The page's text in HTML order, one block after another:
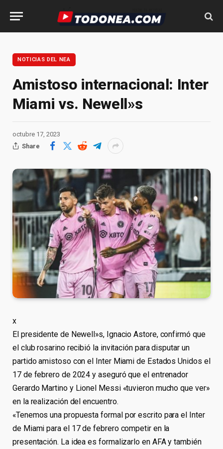
NOTICIAS DEL NEA
Amistoso internacional: Inter
Miami vs. Newell»s
octubre 17, 2023
Share
x
El presidente de Newell»s, Ignacio Astore, confirmó que
el club rosarino recibió la invitación para disputar un
partido amistoso con el Inter Miami de Estados Unidos el
17 de febrero de 2024 y aseguró que el entrenador
Gerardo Martino y Lionel Messi «tuvieron mucho que ver»
en la realización del encuentro.
«Tenemos una propuesta formal por escrito para el Inter
de Miami para el 17 de febrero competir en la
presentación. La idea es formalizarlo en AFA y también